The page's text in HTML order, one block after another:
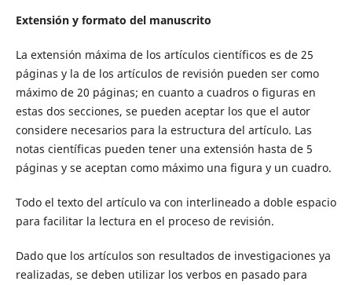
Extensión y formato del manuscrito
La extensión máxima de los artículos científicos es de 25
páginas y la de los artículos de revisión pueden ser como
máximo de 20 páginas; en cuanto a cuadros o figuras en
estas dos secciones, se pueden aceptar los que el autor
considere necesarios para la estructura del artículo. Las
notas científicas pueden tener una extensión hasta de 5
páginas y se aceptan como máximo una figura y un cuadro.
Todo el texto del artículo va con interlineado a doble espacio
para facilitar la lectura en el proceso de revisión.
Dado que los artículos son resultados de investigaciones ya
realizadas, se deben utilizar los verbos en pasado para